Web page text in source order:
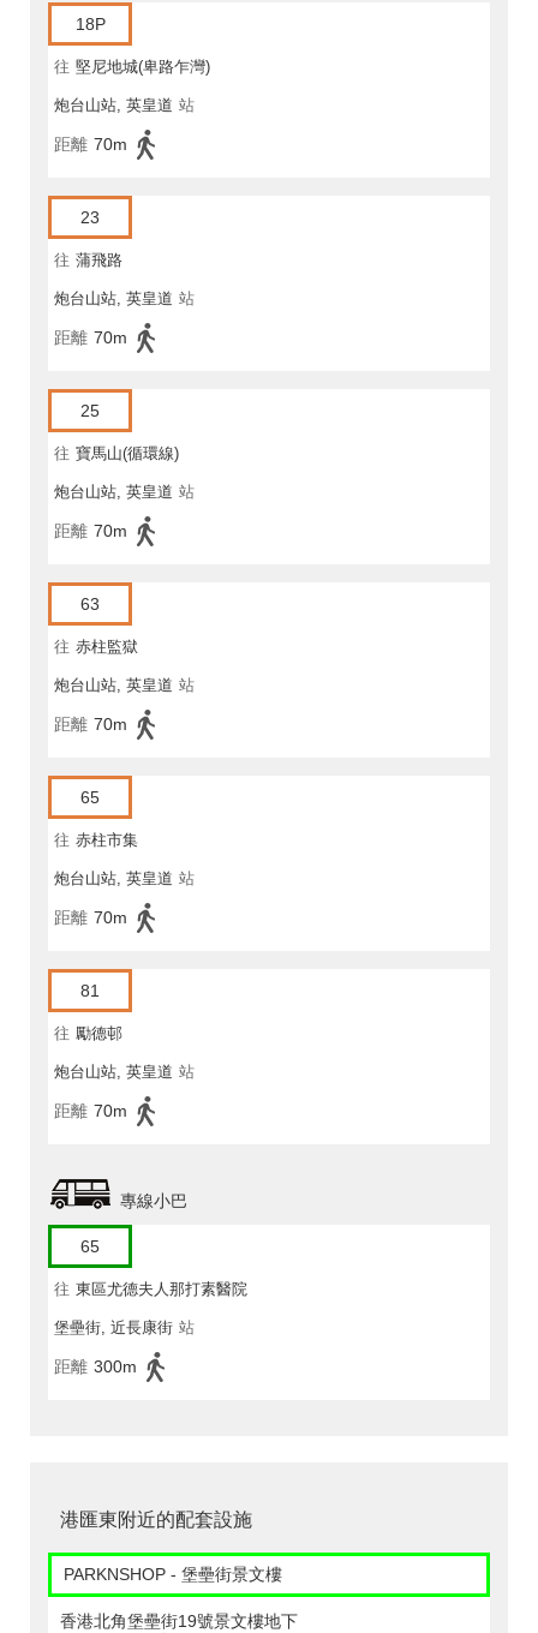
18P
往 堅尼地城(卑路乍灣)
炮台山站, 英皇道 站
距離 70m
23
往 蒲飛路
炮台山站, 英皇道 站
距離 70m
25
往 寶馬山(循環線)
炮台山站, 英皇道 站
距離 70m
63
往 赤柱監獄
炮台山站, 英皇道 站
距離 70m
65
往 赤柱市集
炮台山站, 英皇道 站
距離 70m
81
往 勵德邨
炮台山站, 英皇道 站
距離 70m
專線小巴
65
往 東區尤德夫人那打素醫院
堡壘街, 近長康街 站
距離 300m
港匯東附近的配套設施
PARKNSHOP - 堡壘街景文樓
香港北角堡壘街19號景文樓地下